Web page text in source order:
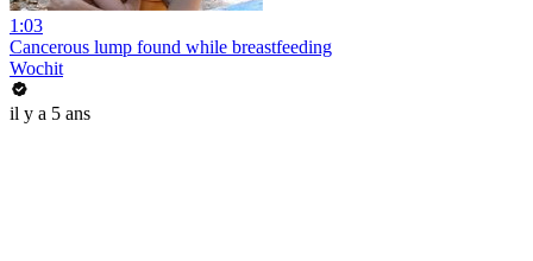
1:03
Cancerous lump found while breastfeeding
Wochit
il y a 5 ans